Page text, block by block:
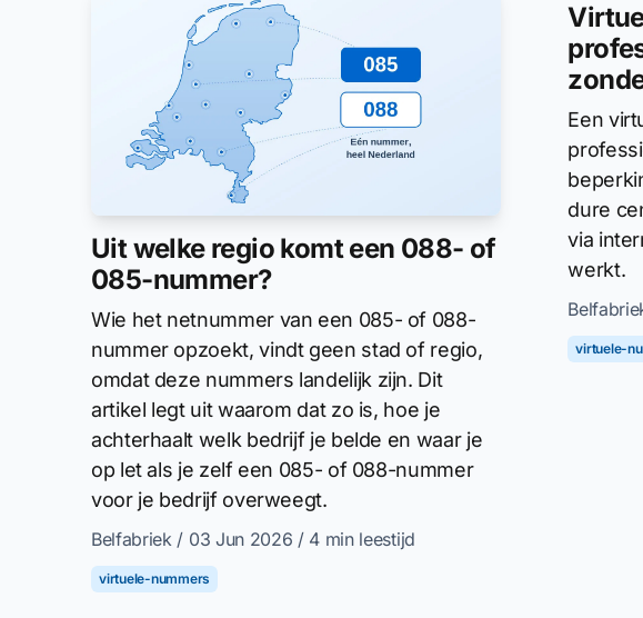
Uit welke regio komt een 088- of
085-nummer?
Wie het netnummer van een 085- of 088-
nummer opzoekt, vindt geen stad of regio,
omdat deze nummers landelijk zijn. Dit
artikel legt uit waarom dat zo is, hoe je
achterhaalt welk bedrijf je belde en waar je
op let als je zelf een 085- of 088-nummer
voor je bedrijf overweegt.
Belfabriek / 03 Jun 2026 / 4 min leestijd
virtuele-nummers
Een
dure
via
werkt.
virtuele-